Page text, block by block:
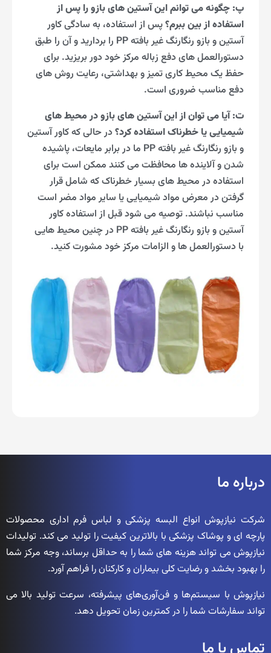
پ: چگونه می توانم این آستین های بازو را پس از
استفاده از بین ببرم؟پس از استفاده، به سادگی کاور
آستین و بازو رنگارنگ غیر بافته PP را بردارید و آن را طبق
دستورالعمل های دفع زباله مرکز خود دور بریزید. برای
حفظ یک محیط کاری تمیز و بهداشتی، رعایت روش های
دفع مناسب ضروری است.
ت: آیا می توان از این آستین های بازو در محیط های
شیمیایی یا خطرناک استفاده کرد؟در حالی که کاور آستین
و بازو رنگارنگ غیر بافته PP ما در برابر مایعات، پاشیده
شدن و آلاینده ها محافظت می کنند ممکن است برای
استفاده در محیط های بسیار خطرناک که شامل قرار
گرفتن در معرض مواد شیمیایی یا سایر مواد مضر است
مناسب نباشند. توصیه می شود قبل از استفاده کاور
آستین و بازو رنگارنگ غیر بافته PP در چنین محیط هایی
با دستورالعمل ها و الزامات مرکز خود مشورت کنید.
درباره ما
شرکت نیازپوش انواع البسه پزشکی و لباس فرم اداری محصولات
پارچه ای و پوشاک پزشکی با بالاترین کیفیت را تولید می کند. تولیدات
نیازپوش می تواند هزینه های شما را به حداقل برساند، وجه مرکز شما
را بهبود بخشد و رضایت کلی بیماران و کارکنان را فراهم آورد.
نیازپوش با سیستم‌ها و فن‌آوری‌های پیشرفته، سرعت تولید بالا می
تواند سفارشات شما را در کمترین زمان تحویل دهد.